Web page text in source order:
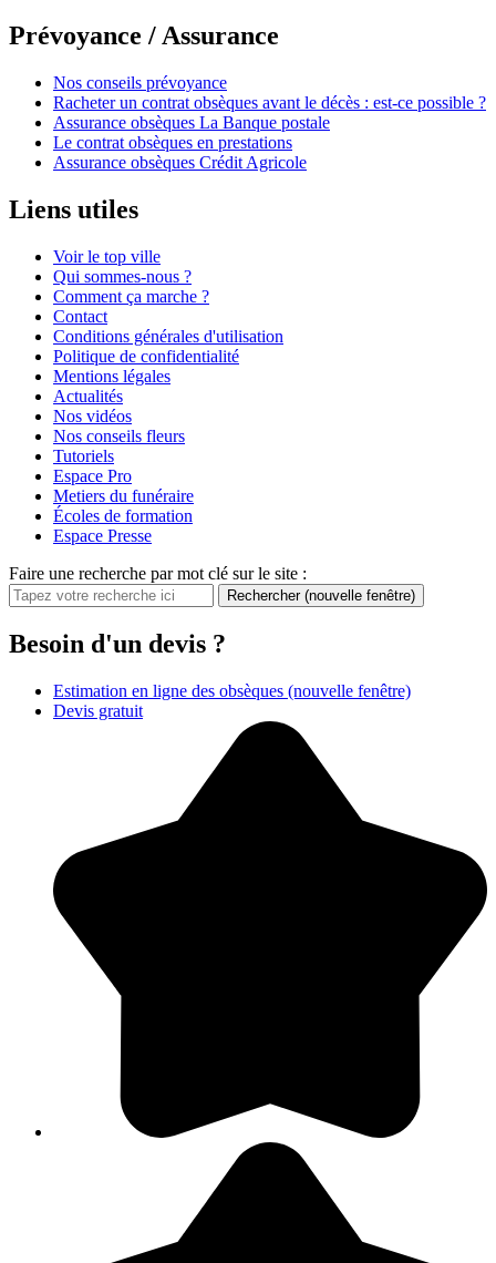
Prévoyance / Assurance
Nos conseils prévoyance
Racheter un contrat obsèques avant le décès : est-ce possible ?
Assurance obsèques La Banque postale
Le contrat obsèques en prestations
Assurance obsèques Crédit Agricole
Liens utiles
Voir le top ville
Qui sommes-nous ?
Comment ça marche ?
Contact
Conditions générales d'utilisation
Politique de confidentialité
Mentions légales
Actualités
Nos vidéos
Nos conseils fleurs
Tutoriels
Espace Pro
Metiers du funéraire
Écoles de formation
Espace Presse
Faire une recherche par mot clé sur le site :
Rechercher (nouvelle fenêtre)
Besoin d'un devis ?
Estimation en ligne des obsèques (nouvelle fenêtre)
Devis gratuit